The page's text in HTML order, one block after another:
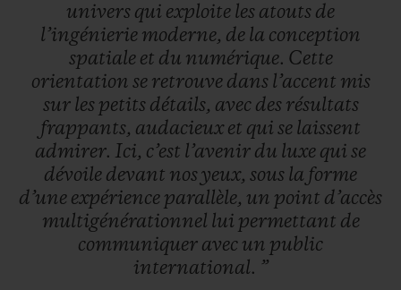
univers qui exploite les atouts de
l’ingénierie moderne, de la conception
spatiale et du numérique. Cette
orientation se retrouve dans l’accent mis
sur les petits détails, avec des résultats
frappants, audacieuxet qui se laissent
admirer. Ici, c’est l’avenir du luxe qui se
dévoile devant nosyeux, sous la forme
d’une expérience parallèle, un point d’accès
multigénérationnel lui permettant de
communiquer avec un public
international. ”